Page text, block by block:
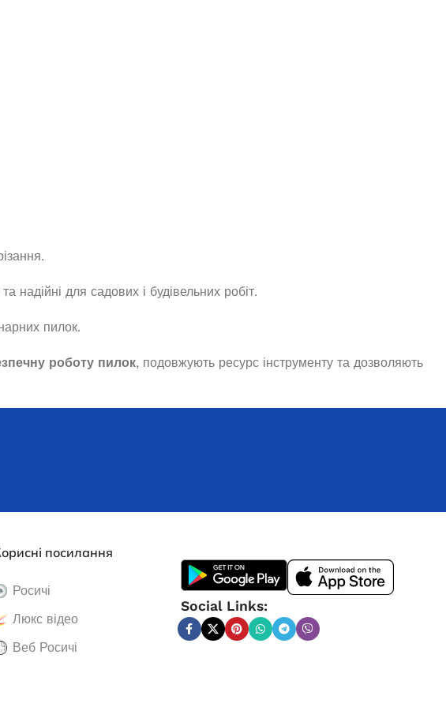
надійні для садових і будівельних робіт.
пилок.
роботу пилок, подовжують ресурс інструменту та дозволяють
посилання
Росичі
Люкс відео
Веб Росичі
Social Links: